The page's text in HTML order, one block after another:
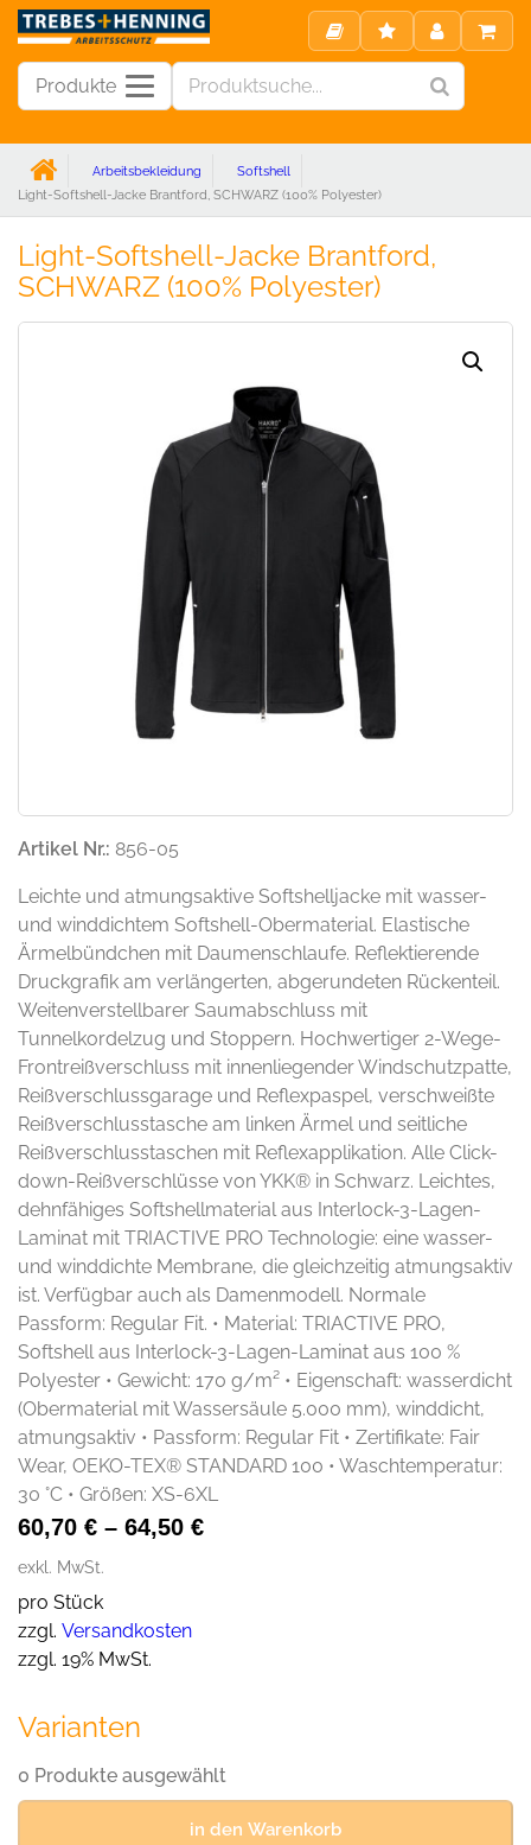
Produkte
Arbeitsbekleidung
Softshell
Light-Softshell-Jacke Brantford, SCHWARZ (100% Polyester)
Light-Softshell-Jacke Brantford,
SCHWARZ (100% Polyester)
Artikel Nr.: 856-05
Leichte und atmungsaktive Softshelljacke mit wasser-
und winddichtem Softshell-Obermaterial. Elastische
Ärmelbündchen mit Daumenschlaufe. Reflektierende
Druckgrafik am verlängerten, abgerundeten Rückenteil.
Weitenverstellbarer Saumabschluss mit
Tunnelkordelzug und Stoppern. Hochwertiger 2-Wege-
Frontreißverschluss mit innenliegender Windschutzpatte,
Reißverschlussgarage und Reflexpaspel, verschweißte
Reißverschlusstasche am linken Ärmel und seitliche
Reißverschlusstaschen mit Reflexapplikation. Alle Click-
down-Reißverschlüsse von YKK® in Schwarz. Leichtes,
dehnfähiges Softshellmaterial aus Interlock-3-Lagen-
Laminat mit TRIACTIVE PRO Technologie: eine wasser-
und winddichte Membrane, die gleichzeitig atmungsaktiv
ist. Verfügbar auch als Damenmodell. Normale
Passform: Regular Fit. • Material: TRIACTIVE PRO,
Softshell aus Interlock-3-Lagen-Laminat aus 100 %
Polyester • Gewicht: 170 g/m² • Eigenschaft: wasserdicht
(Obermaterial mit Wassersäule 5.000 mm), winddicht,
atmungsaktiv • Passform: Regular Fit • Zertifikate: Fair
Wear, OEKO-TEX® STANDARD 100 • Waschtemperatur:
30 °C • Größen: XS-6XL
60,70 € – 64,50 €
exkl. MwSt.
pro Stück
zzgl. Versandkosten
zzgl. 19% MwSt.
Varianten
0 Produkte ausgewählt
in den Warenkorb